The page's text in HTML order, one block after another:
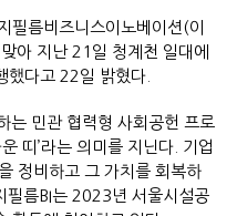
필름비즈니스이노베이션(이
아 지난 21일 청계천 일대에
했다고 22일 밝혔다.
는 민관 협력형 사회공헌 프로
띠’라는 의미를 지닌다. 기업
정비하고 그 가치를 회복하
필름BI는 2023년 서울시설공